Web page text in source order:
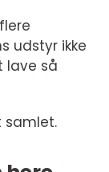
udstyr ikke
lave så
samlet.